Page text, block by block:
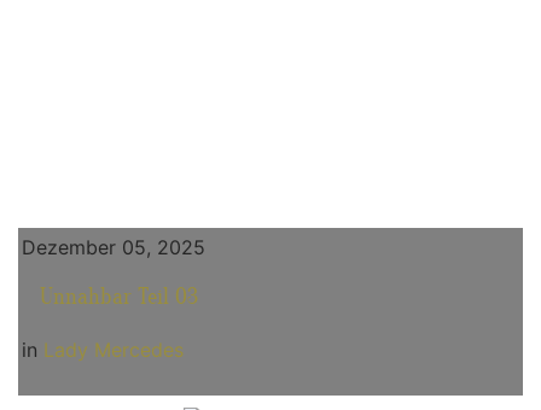
Dezember 05, 2025
Unnahbar Teil 03
in Lady Mercedes